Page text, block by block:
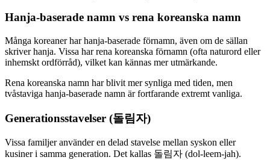
Hanja-baserade namn vs rena koreanska namn
Många koreaner har hanja-baserade förnamn, även om de sällan
skriver hanja. Vissa har rena koreanska förnamn (ofta naturord eller
inhemskt ordförråd), vilket kan kännas mer utmärkande.
Rena koreanska namn har blivit mer synliga med tiden, men
tvåstaviga hanja-baserade namn är fortfarande extremt vanliga.
Generationsstavelser (돌림자)
Vissa familjer använder en delad stavelse mellan syskon eller
kusiner i samma generation. Det kallas 돌림자 (dol-leem-jah).